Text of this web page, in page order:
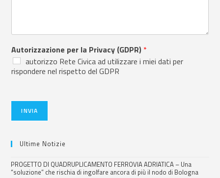
Autorizzazione per la Privacy (GDPR) *
autorizzo Rete Civica ad utilizzare i miei dati per
rispondere nel rispetto del GDPR
INVIA
Ultime Notizie
PROGETTO DI QUADRUPLICAMENTO FERROVIA ADRIATICA – Una
“soluzione” che rischia di ingolfare ancora di più il nodo di Bologna